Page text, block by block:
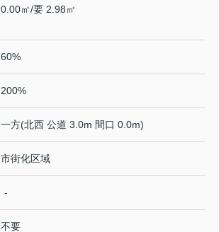
0.00㎡/要 2.98㎡
60%
200%
一方(北西 公道 3.0m 間口 0.0m)
市街化区域
-
不要